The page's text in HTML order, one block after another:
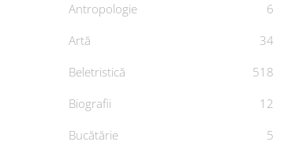
Antropologie
6
Artă
34
Beletristică
518
Biografii
12
Bucătărie
5